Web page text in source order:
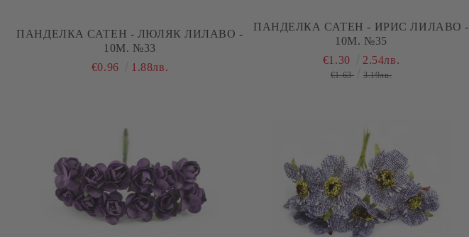
ПАНДЕЛКА САТЕН - ЛЮЛЯК ЛИЛАВО -
10М. №33
€0.96
1.88лв.
ПАНДЕЛКА САТЕН - ИРИС ЛИЛАВО -
10М. №35
€1.30 2.54лв.
€1.63 3.19лв.